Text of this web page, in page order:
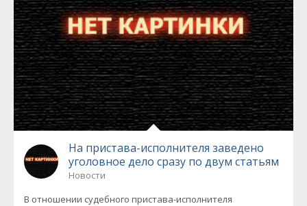
На пристава-исполнителя заведено
уголовное дело сразу по двум статьям
Новости
В отношении судебного пристава-исполнителя